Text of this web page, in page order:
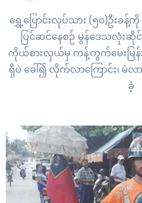
ရွှေ့ပြောင်းလုပ်သား (၅၀)ဦးခန့်ကို
ပြင်ဆင်နေစဉ် မွန်ဒေသလုံးဆို
ကိုယ်စားလှယ်မှ ကန့်ကွက်မေးမြန်းရ
ရှိပဲ ခေါ်၍ လိုက်လာကြောင်း၊ မဲလ
ခဲ့